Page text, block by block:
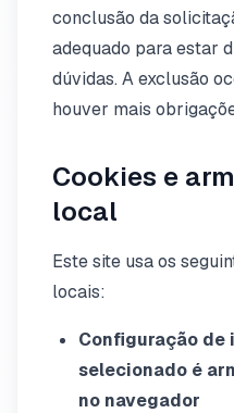
conclusão da
adequado para estar
dúvidas. A exclusão
houver mais
Cookies e
local
Este site usa os
locais:
Configuração de
selecionado é
no navegador